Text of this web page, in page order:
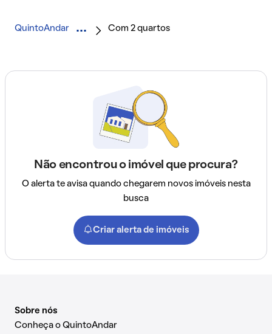
QuintoAndar Com 2 quartos
Não encontrou o imóvel que procura?
O alerta te avisa quando chegarem novos imóveis nesta
busca
Criar alerta de imóveis
Sobre nós
Conheça o QuintoAndar